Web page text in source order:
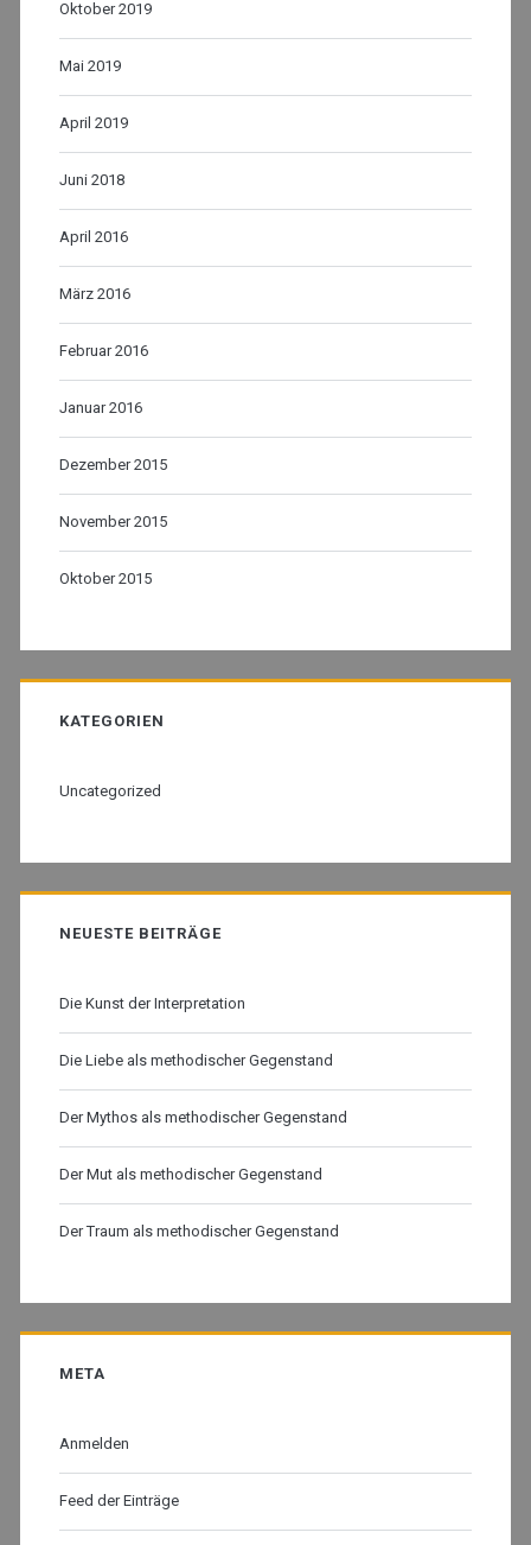
Oktober 2019
Mai 2019
April 2019
Juni 2018
April 2016
März 2016
Februar 2016
Januar 2016
Dezember 2015
November 2015
Oktober 2015
KATEGORIEN
Uncategorized
NEUESTE BEITRÄGE
Die Kunst der Interpretation
Die Liebe als methodischer Gegenstand
Der Mythos als methodischer Gegenstand
Der Mut als methodischer Gegenstand
Der Traum als methodischer Gegenstand
META
Anmelden
Feed der Einträge